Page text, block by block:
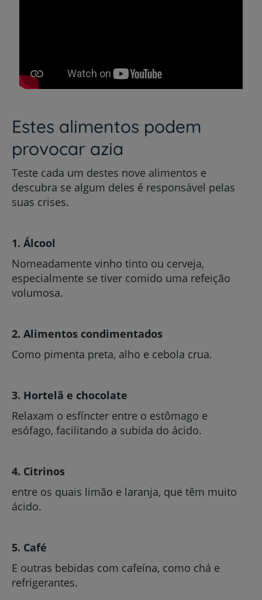
Estes alimentos podem
provocar azia
Teste cada um destes nove alimentos e
descubra se algum deles é responsável pelas
suas crises.
1. Álcool
Nomeadamente vinho tinto ou cerveja,
especialmente se tiver comido uma refeição
volumosa.
2. Alimentos condimentados
Como pimenta preta, alho e cebola crua.
3. Hortelã e chocolate
Relaxam o esfíncter entre o estômago e
esófago, facilitando a subida do ácido.
4. Citrinos
entre os quais limão e laranja, que têm muito
ácido.
5. Café
E outras bebidas com cafeína, como chá e
refrigerantes.